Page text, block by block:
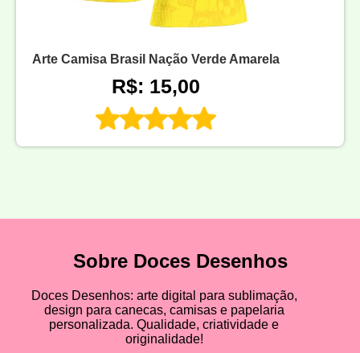
Arte Camisa Brasil Nação Verde Amarela
R$: 15,00
Sobre Doces Desenhos
Doces Desenhos: arte digital para sublimação,
design para canecas, camisas e papelaria
personalizada. Qualidade, criatividade e
originalidade!